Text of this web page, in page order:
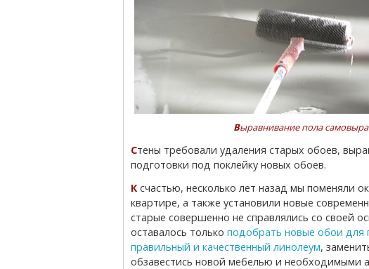
Выравнивание пола
Стены требовали удаления старых обоев, выравнивания поверхности штукатуркой,
подготовки под поклейку новых обоев.
К счастью, несколько лет назад мы поменяли окна и межкомнатные двери во всей
квартире, а также установили новые
старые совершенно не справлялись со своей
оставалось только подобрать новые обои для
правильный и качественный линолеум,
обзавестись новой мебелью и необходимыми